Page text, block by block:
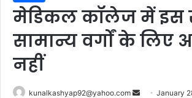
मेडिकल कॉलेज में इस
सामान्य वर्गों के लिए
नहीं
kunalkashyap92@yahoo.com
SendJanuary